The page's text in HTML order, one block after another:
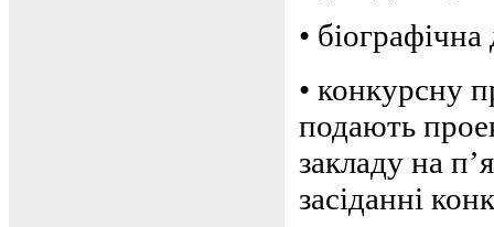
•
• конкурсну
подають
закладу на
засіданні